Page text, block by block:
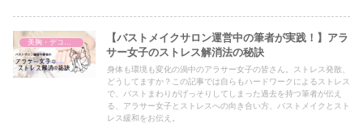
【バストメイクサロン運営中の筆者が実践！】アラ
サー女子のストレス解消法の秘訣
身体も環境も変化の渦中のアラサー女子の皆さん。ストレス発散、
どうしてますか？この記事では自らもハードワークによるストレス
で、バストまわりがげっそりしてしまった過去を持つ筆者が伝え
る、アラサー女子とストレスへの向き合い方、バストメイクとスト
レス緩和をお伝え。